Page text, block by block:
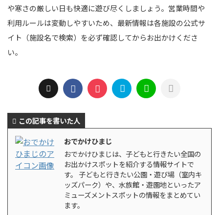
や寒さの厳しい日も快適に遊び尽くしましょう。営業時間や
利用ルールは変動しやすいため、最新情報は各施設の公式サ
イト（施設名で検索）を必ず確認してからお出かけくださ
い。
この記事を書いた人
おでかけひまじ
おでかけひまじは、子どもと行きたい全国の
お出かけスポットを紹介する情報サイトで
す。 子どもと行きたい公園・遊び場（室内キ
ッズパーク）や、水族館・遊園地といったア
ミューズメントスポットの情報をまとめてい
ます。